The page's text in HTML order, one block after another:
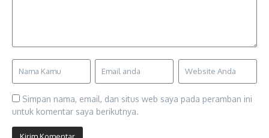
Simpan nama, email, dan situs web saya pada peramban ini
untuk komentar saya berikutnya.